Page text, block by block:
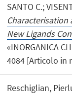
SANTO C.;
New Ligands
«INORGANICA
4084 [Articolo in
Reschiglian,